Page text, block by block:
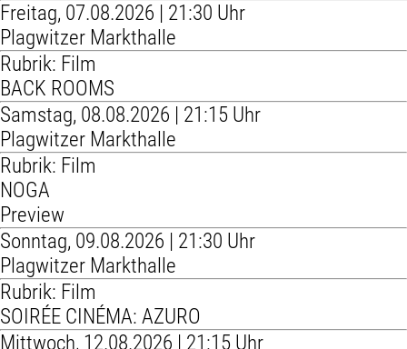
Freitag, 07.08.2026 | 21:30 Uhr
Plagwitzer Markthalle
Rubrik: Film
BACK ROOMS
Samstag, 08.08.2026 | 21:15 Uhr
Plagwitzer Markthalle
Rubrik: Film
NOGA
Preview
Sonntag, 09.08.2026 | 21:30 Uhr
Plagwitzer Markthalle
Rubrik: Film
SOIRÉE CINÉMA: AZURO
Mittwoch, 12.08.2026 | 21:15 Uhr